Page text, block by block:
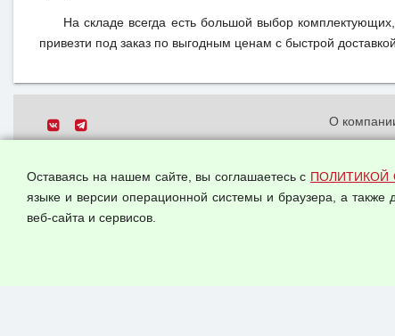
На складе всегда есть большой выбор
привезти под заказ по выгодным ценам с быстрой доставкой
Все права защищены.
О
данных
Оставаясь на нашем сайте, вы соглашаетесь с ПОЛИТИКОЙ
языке и версии операционной системы и браузера, а также
веб-сайта и сервисов.